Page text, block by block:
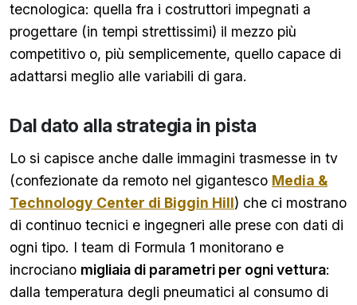
tecnologica: quella fra i costruttori impegnati a
progettare (in tempi strettissimi) il mezzo più
competitivo o, più semplicemente, quello capace di
adattarsi meglio alle variabili di gara.
Dal dato alla strategia in pista
Lo si capisce anche dalle immagini trasmesse in tv
(confezionate da remoto nel gigantesco Media &
Technology Center di Biggin Hill) che ci mostrano
di continuo tecnici e ingegneri alle prese con dati di
ogni tipo. I team di Formula 1 monitorano e
incrociano migliaia di parametri per ogni vettura:
dalla temperatura degli pneumatici al consumo di